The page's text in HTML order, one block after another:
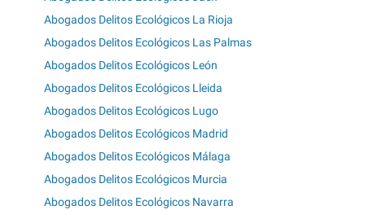
Abogados Delitos Ecológicos La Rioja
Abogados Delitos Ecológicos Las Palmas
Abogados Delitos Ecológicos León
Abogados Delitos Ecológicos Lleida
Abogados Delitos Ecológicos Lugo
Abogados Delitos Ecológicos Madrid
Abogados Delitos Ecológicos Málaga
Abogados Delitos Ecológicos Murcia
Abogados Delitos Ecológicos Navarra